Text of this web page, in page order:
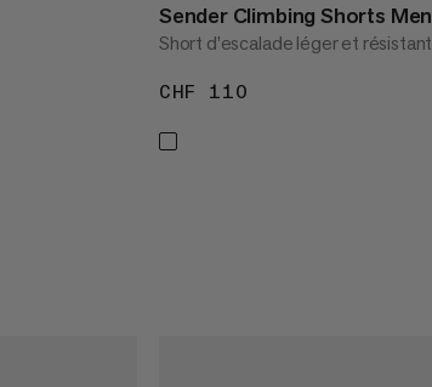
Sender Climbing Shorts Men
Short d’escalade léger et résistant
CHF 110